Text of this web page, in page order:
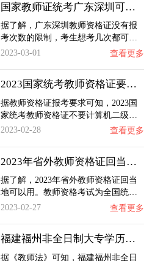
国家教师证统考广东深圳可以考几次？
据了解，广东深圳教师资格证没有报
考次数的限制，考生想考几次都可…
2023-03-01
查看更多
2023国家统考教师资格证要计算机二级吗？
据教师资格证报考要求可知，2023国
家统考教师资格证不要计算机二级…
2023-02-28
查看更多
2023年省外教师资格证回当地可以用吗？
据了解，2023年省外教师资格证回当
地可以用。教师资格考试为全国统…
2023-02-27
查看更多
福建福州非全日制大专学历可以考教师资格证吗…
据《教师法》可知，福建福州非全日